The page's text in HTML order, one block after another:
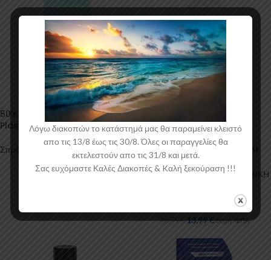
50’s Aqua Muscle Car Color
Plasti Dip Spray
Σπρέυ (ματ χρώματα)
-18%
555 – Αφαιρετικό κεριών και
coating (Professional Paint
Prep)
Φροντίδα Αυτοκινήτου, ΚΕΡΑΜΙΚΗ
16,99€ 13,99€ συμπ. ΦΠΑ
Λόγω διακοπών το κατάστημά μας θα παραμείνει κλειστό
απο τις 13/8 έως τις 30/8. Όλες οι παραγγελίες θα
εκτελεστούν απο τις 31/8 και μετά.
Σας ευχόμαστε Καλές Διακοπές & Kαλή ξεκούραση !!!